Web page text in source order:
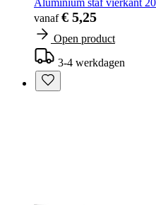
vanaf€ 5,25
Open product
3-4 werkdagen